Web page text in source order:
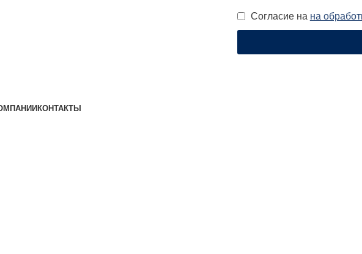
Согласие на на
КОНТАКТЫ